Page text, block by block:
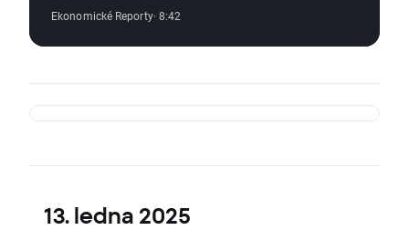
Ekonomické Reporty· 8:42
13. ledna 2025